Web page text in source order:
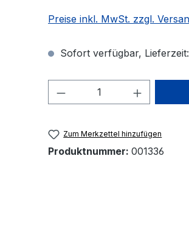
Preise inkl. MwSt. zzgl.
Sofort verfügbar,
Produkt Anzahl:
Zum Merkzettel hinzufügen
Produktnummer: 001336